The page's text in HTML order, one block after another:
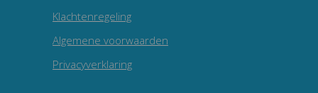
Klachtenregeling
Algemene voorwaarden
Privacyverklaring